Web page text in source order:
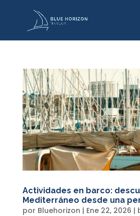
Actividades en barco:
Mediterráneo desde una
por Bluehorizon | Ene 22, 2026 |